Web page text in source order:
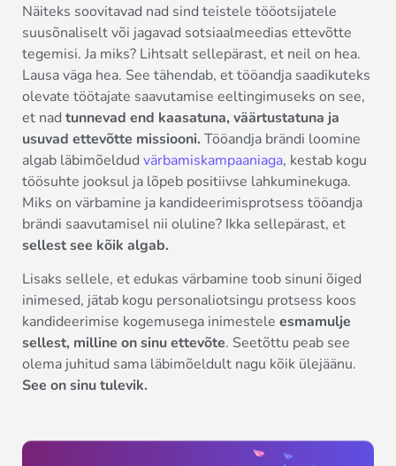
Näiteks soovitavad nad sind teistele tööotsijatele
suusõnaliselt või jagavad sotsiaalmeedias ettevõtte
tegemisi. Ja miks? Lihtsalt sellepärast, et neil on hea.
Lausa väga hea. See tähendab, et tööandja saadikuteks
olevate töötajate saavutamise eeltingimuseks on see,
et nad tunnevad end kaasatuna, väärtustatuna ja
usuvad ettevõtte missiooni. Tööandja brändi loomine
algab läbimõeldud värbamiskampaaniaga, kestab kogu
töösuhte jooksul ja lõpeb positiivse lahkuminekuga.
Miks on värbamine ja kandideerimisprotsess tööandja
brändi saavutamisel nii oluline? Ikka sellepärast, et
sellest see kõik algab.
Lisaks sellele, et edukas värbamine toob sinuni õiged
inimesed, jätab kogu personaliotsingu protsess koos
kandideerimise kogemusega inimestele esmamulje
sellest, milline on sinu ettevõte. Seetõttu peab see
olema juhitud sama läbimõeldult nagu kõik ülejäänu.
See on sinu tulevik.